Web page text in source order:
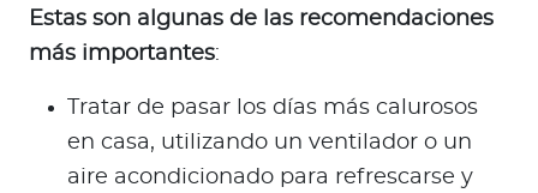
Estas son algunas de las recomendaciones
más importantes:
Tratar de pasar los días más calurosos
en casa, utilizando un ventilador o un
aire acondicionado para refrescarse y